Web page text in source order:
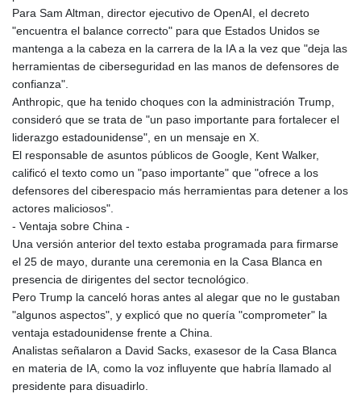
4675.351658
KMF 493.31666
KRW
1638.053175
KYD 0.961394
KZT 541.347885
LAK
26077.708924
LBP
103304.008718
LSL 18.925383
LTL 3.411323
LVL 0.698834
LYD 7.342475
MAD 10.751835
MDL 20.043627
MGA
4910.290079
Para Sam Altman, director ejecutivo de OpenAI, el decreto
"encuentra el balance correcto" para que Estados Unidos se
mantenga a la cabeza en la carrera de la IA a la vez que "deja las
herramientas de ciberseguridad en las manos de defensores de
confianza".
Anthropic, que ha tenido choques con la administración Trump,
consideró que se trata de "un paso importante para fortalecer el
liderazgo estadounidense", en un mensaje en X.
El responsable de asuntos públicos de Google, Kent Walker,
calificó el texto como un "paso importante" que "ofrece a los
defensores del ciberespacio más herramientas para detener a los
actores maliciosos".
- Ventaja sobre China -
Una versión anterior del texto estaba programada para firmarse
el 25 de mayo, durante una ceremonia en la Casa Blanca en
presencia de dirigentes del sector tecnológico.
Pero Trump la canceló horas antes al alegar que no le gustaban
"algunos aspectos", y explicó que no quería "comprometer" la
ventaja estadounidense frente a China.
Analistas señalaron a David Sacks, exasesor de la Casa Blanca
en materia de IA, como la voz influyente que habría llamado al
presidente para disuadirlo.